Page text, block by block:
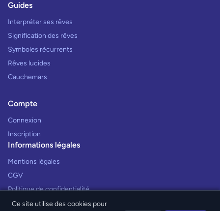
Guides
Interpréter ses rêves
Signification des rêves
Symboles récurrents
Rêves lucides
Cauchemars
Compte
Connexion
Inscription
Informations légales
Mentions légales
CGV
Politique de confidentialité
Ce site utilise des cookies pour